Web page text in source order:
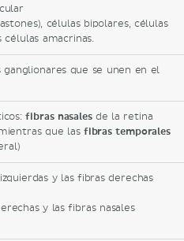
células bipolares, células
amacrinas.
que se unen en el
fibras nasalesde la retina
que las fibras temporales
y las fibras derechas
y las fibras nasales